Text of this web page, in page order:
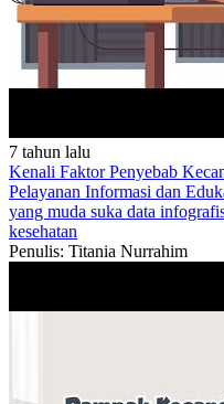
7 tahun lalu
Kenali Faktor Penyebab
Pelayanan Informasi dan
yang muda suka data
kesehatan
Penulis: Titania Nurrahim